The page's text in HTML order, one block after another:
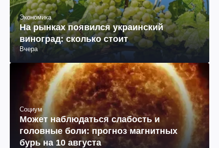
Экономика
На рынках появился украинский
виноград: сколько стоит
Вчера
Социум
Может наблюдаться слабость и
головные боли: прогноз магнитных
бурь на 10 августа